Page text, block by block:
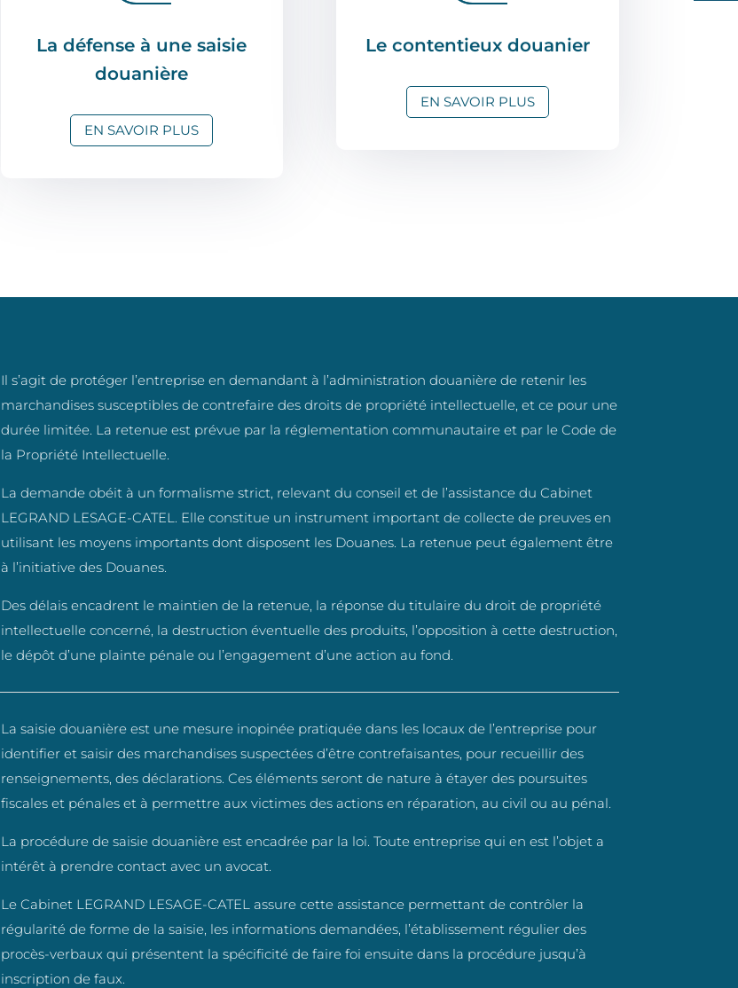
La défense à une saisie
douanière
EN SAVOIR PLUS
Le contentieux douanier
EN SAVOIR PLUS
Il s’agit de protéger l’entreprise en demandant à l’administration douanière de retenir les
marchandises susceptibles de contrefaire des droits de propriété intellectuelle, et ce pour une
durée limitée. La retenue est prévue par la réglementation communautaire et par le Code de
la Propriété Intellectuelle.
La demande obéit à un formalisme strict, relevant du conseil et de l’assistance du Cabinet
LEGRAND LESAGE-CATEL. Elle constitue un instrument important de collecte de preuves en
utilisant les moyens importants dont disposent les Douanes. La retenue peut également être
à l’initiative des Douanes.
Des délais encadrent le maintien de la retenue, la réponse du titulaire du droit de propriété
intellectuelle concerné, la destruction éventuelle des produits, l’opposition à cette destruction,
le dépôt d’une plainte pénale ou l’engagement d’une action au fond.
La saisie douanière est une mesure inopinée pratiquée dans les locaux de l’entreprise pour
identifier et saisir des marchandises suspectées d’être contrefaisantes, pour recueillir des
renseignements, des déclarations. Ces éléments seront de nature à étayer des poursuites
fiscales et pénales et à permettre aux victimes des actions en réparation, au civil ou au pénal.
La procédure de saisie douanière est encadrée par la loi. Toute entreprise qui en est l’objet a
intérêt à prendre contact avec un avocat.
Le Cabinet LEGRAND LESAGE-CATEL assure cette assistance permettant de contrôler la
régularité de forme de la saisie, les informations demandées, l’établissement régulier des
procès-verbaux qui présentent la spécificité de faire foi ensuite dans la procédure jusqu’à
inscription de faux.